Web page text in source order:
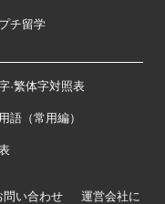
チ留学
·繁体字対照表
語（常用編）
問い合わせ
運営会社に